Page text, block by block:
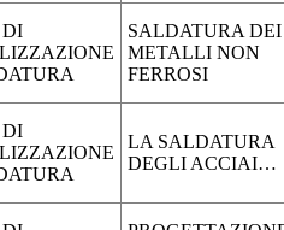
DI
SALDATURA DEI
METALLI NON
FERROSI
DI
LA SALDATURA
DEGLI ACCIAI…